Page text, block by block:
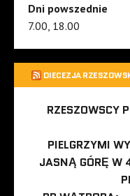
Dni powszednie
7.00, 18.00
DIECEZJA
RZESZOWSCY
PIELGRZYMI
JASNĄ GÓRĘ W